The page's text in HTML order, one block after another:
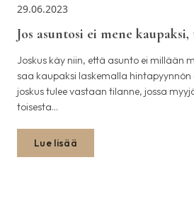
29.06.2023
Jos asuntosi ei mene
Joskus käy niin, että asunto ei millään
saa kaupaksi laskemalla hintapyynnön
joskus tulee vastaan tilanne, jossa
toisesta…
Lue lisää